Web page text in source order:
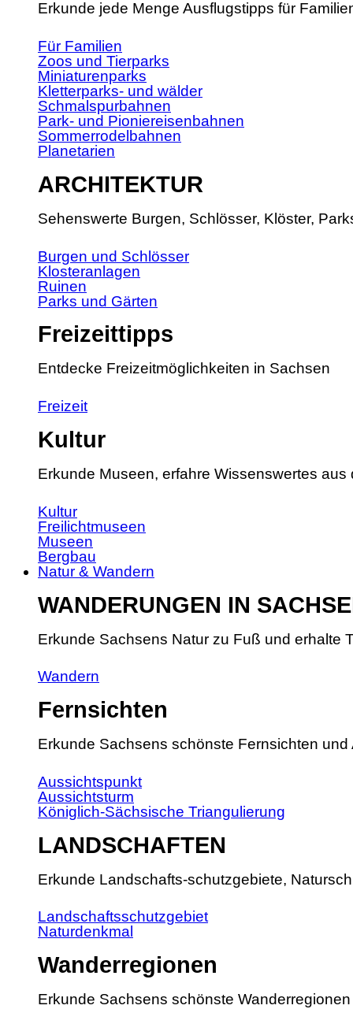
Erkunde jede Menge Ausflugstipps für
Für Familien
Zoos und Tierparks
Miniaturenparks
Kletterparks- und wälder
Schmalspurbahnen
Park- und Pioniereisenbahnen
Sommerrodelbahnen
Planetarien
ARCHITEKTUR
Sehenswerte Burgen, Schlösser, Klöster,
Burgen und Schlösser
Klosteranlagen
Ruinen
Parks und Gärten
Freizeittipps
Entdecke Freizeitmöglichkeiten in Sachsen
Freizeit
Kultur
Erkunde Museen, erfahre Wissenswertes
Kultur
Freilichtmuseen
Museen
Bergbau
Natur & Wandern
WANDERUNGEN IN
Erkunde Sachsens Natur zu Fuß und erhalte
Wandern
Fernsichten
Erkunde Sachsens schönste Fernsichten und
Aussichtspunkt
Aussichtsturm
Königlich-Sächsische Triangulierung
LANDSCHAFTEN
Erkunde Landschafts-schutzgebiete,
Landschaftsschutzgebiet
Naturdenkmal
Wanderregionen
Erkunde Sachsens schönste Wanderregionen